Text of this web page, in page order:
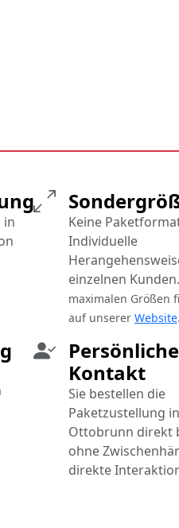
in
Kontakt
Sie bestellen die
Paketzustellung in
Ottobrunn direkt
ohne
direkte
Keine
Individuelle
einzelnen Kunden.
maximalen Größen
auf unserer Website.